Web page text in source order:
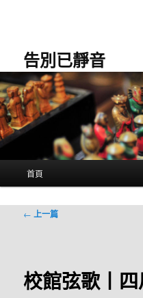
容
告別已靜音
首頁
文
← 上一篇
校館弦歌丨